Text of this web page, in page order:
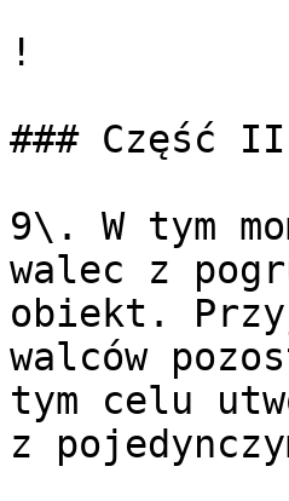
!
### Część
9\. W tym
walec z
obiekt.
walców
tym celu
z